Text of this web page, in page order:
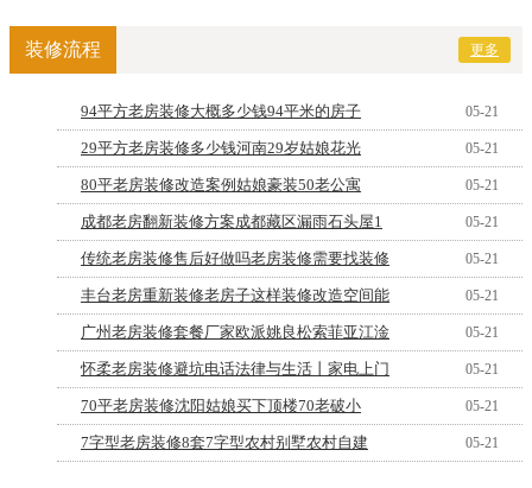
装修流程 更多
05-21
94平方老房装修大概多少钱94平米的房子
05-21
29平方老房装修多少钱河南29岁姑娘花光
05-21
80平老房装修改造案例姑娘豪装50老公寓
05-21
成都老房翻新装修方案成都藏区漏雨石头屋1
05-21
传统老房装修售后好做吗老房装修需要找装修
05-21
丰台老房重新装修老房子这样装修改造空间能
05-21
广州老房装修套餐厂家欧派姚良松索菲亚江淦
05-21
怀柔老房装修避坑电话法律与生活丨家电上门
05-21
70平老房装修沈阳姑娘买下顶楼70老破小
05-21
7字型老房装修8套7字型农村别墅农村自建